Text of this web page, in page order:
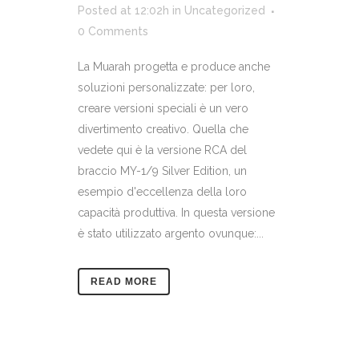
Posted at 12:02h in Uncategorized
0 Comments
La Muarah progetta e produce anche
soluzioni personalizzate: per loro,
creare versioni speciali è un vero
divertimento creativo. Quella che
vedete qui è la versione RCA del
braccio MY-1/9 Silver Edition, un
esempio d'eccellenza della loro
capacità produttiva. In questa versione
è stato utilizzato argento ovunque:...
READ MORE